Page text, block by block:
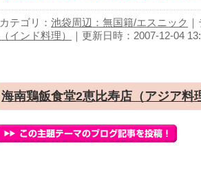
カテゴリ： 池袋周辺：無国籍/エスニック
（インド料理）
｜更新日時：2007-12-04
海南鶏飯食堂2恵比寿店（アジア料